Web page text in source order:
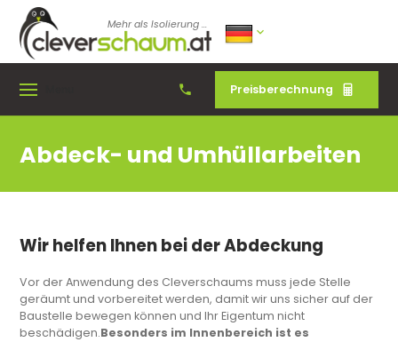
Mehr als Isolierung ...
Preisberechnung
Abdeck- und Umhüllarbeiten
Wir helfen Ihnen bei der Abdeckung
Vor der Anwendung des Cleverschaums muss jede Stelle
geräumt und vorbereitet werden, damit wir uns sicher auf der
Baustelle bewegen können und Ihr Eigentum nicht
beschädigen.Besonders im Innenbereich ist es